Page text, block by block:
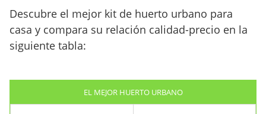
Descubre el mejor kit de huerto urbano para
casa y compara su relación calidad-precio en la
siguiente tabla:
EL MEJOR HUERTO URBANO